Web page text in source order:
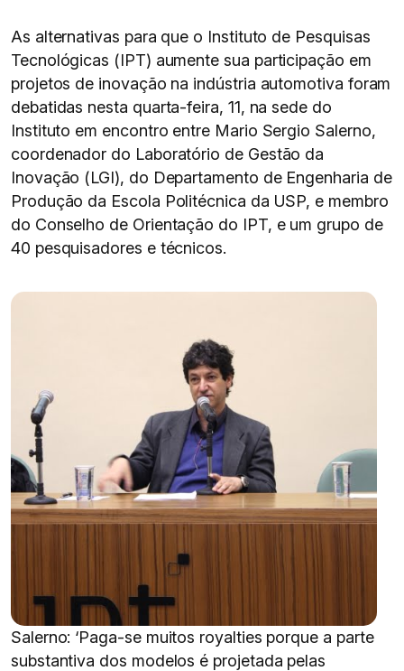
As alternativas para que o Instituto de Pesquisas
Tecnológicas (IPT) aumente sua participação em
projetos de inovação na indústria automotiva foram
debatidas nesta quarta-feira, 11, na sede do
Instituto em encontro entre Mario Sergio Salerno,
coordenador do Laboratório de Gestão da
Inovação (LGI), do Departamento de Engenharia de
Produção da Escola Politécnica da USP, e membro
do Conselho de Orientação do IPT, e um grupo de
40 pesquisadores e técnicos.
Salerno: ‘Paga-se muitos royalties porque a parte
substantiva dos modelos é projetada pelas